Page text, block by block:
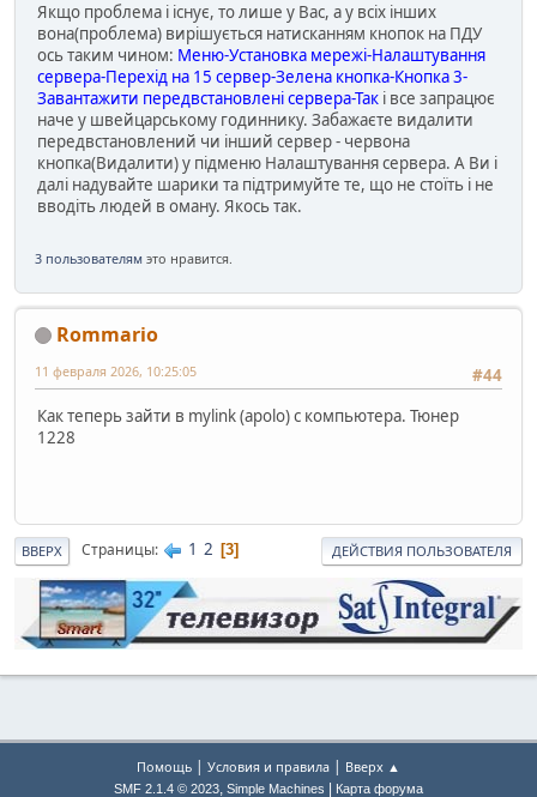
Якщо проблема і існує, то лише у Вас, а у всіх інших
вона(проблема) вирішується натисканням кнопок на ПДУ
ось таким чином: Меню-Установка мережі-Налаштування
сервера-Перехід на 15 сервер-Зелена кнопка-Кнопка 3-
Завантажити передвстановлені сервера-Так і все запрацює
наче у швейцарському годиннику. Забажаєте видалити
передвстановлений чи інший сервер - червона
кнопка(Видалити) у підменю Налаштування сервера. А Ви і
далі надувайте шарики та підтримуйте те, що не стоїть і не
вводіть людей в оману. Якось так.
3 пользователям это нравится.
Rommario
#44
11 февраля 2026, 10:25:05
Как теперь зайти в mylink (apolo) с компьютера. Тюнер
1228
ВВЕРХ Страницы 1 2 3 ДЕЙСТВИЯ ПОЛЬЗОВАТЕЛЯ
Помощь | Условия и правила | Вверх ▲
SMF 2.1.4 © 2023, Simple Machines Карта форума